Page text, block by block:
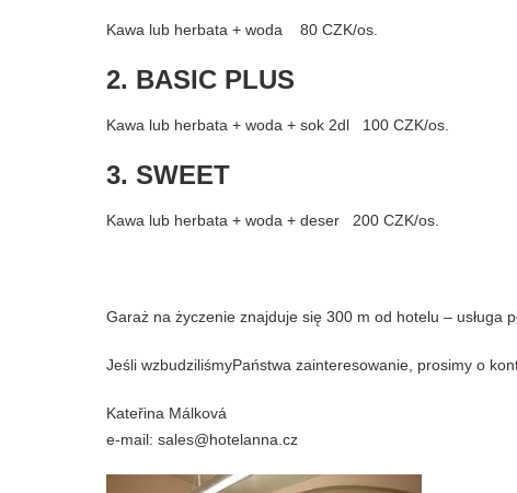
Kawa lub herbata + woda 80 CZK/os.
2. BASIC PLUS
Kawa lub herbata + woda + sok 2dl 100 CZK/os.
3. SWEET
Kawa lub herbata + woda + deser 200 CZK/os.
Garaż na życzenie znajduje się 300 m od hotelu – usługa
Jeśli wzbudziliśmyPaństwa zainteresowanie, prosimy o
Kateřina Málková
e-mail: sales@hotelanna.cz